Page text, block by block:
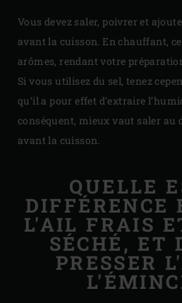
Vous devez saler, poivrer et
avant la cuisson. En chauffant,
arômes, rendant votre
Si vous utilisez du sel, tenez
qu’il a pour effet d’extraire
conséquent, mieux vaut saler au
avant la cuisson.
QUELLE
DIFFÉRENCE
L'AIL FRAIS
SÉCHÉ, ET
PRESSER